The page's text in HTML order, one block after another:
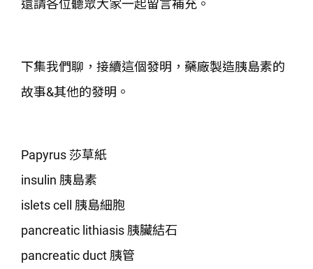
還請各位聽眾大家一起留言補充。
下集我們聊，接續這個發明，藥廠製造胰島素的
故事&其他的發明。
Papyrus 莎草紙
insulin 胰島素
islets cell 胰島細胞
pancreatic lithiasis 胰臟結石
pancreatic duct 胰管